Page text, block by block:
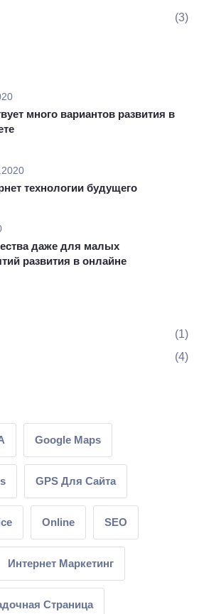
(3)
много вариантов развития в
технологии будущего
даже для малых
развития в онлайне
(1)
(4)
Google Maps
GPS Для Сайта
Online SEO
Интернет Маркетинг
Страница